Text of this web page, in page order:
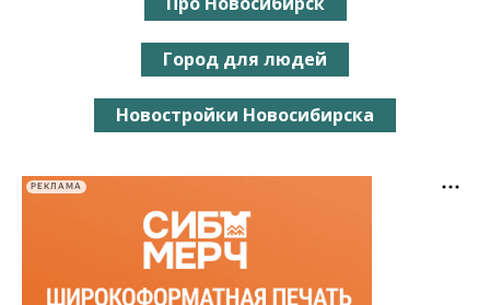
Город для людей
Новостройки Новосибирска
РЕКЛАМА